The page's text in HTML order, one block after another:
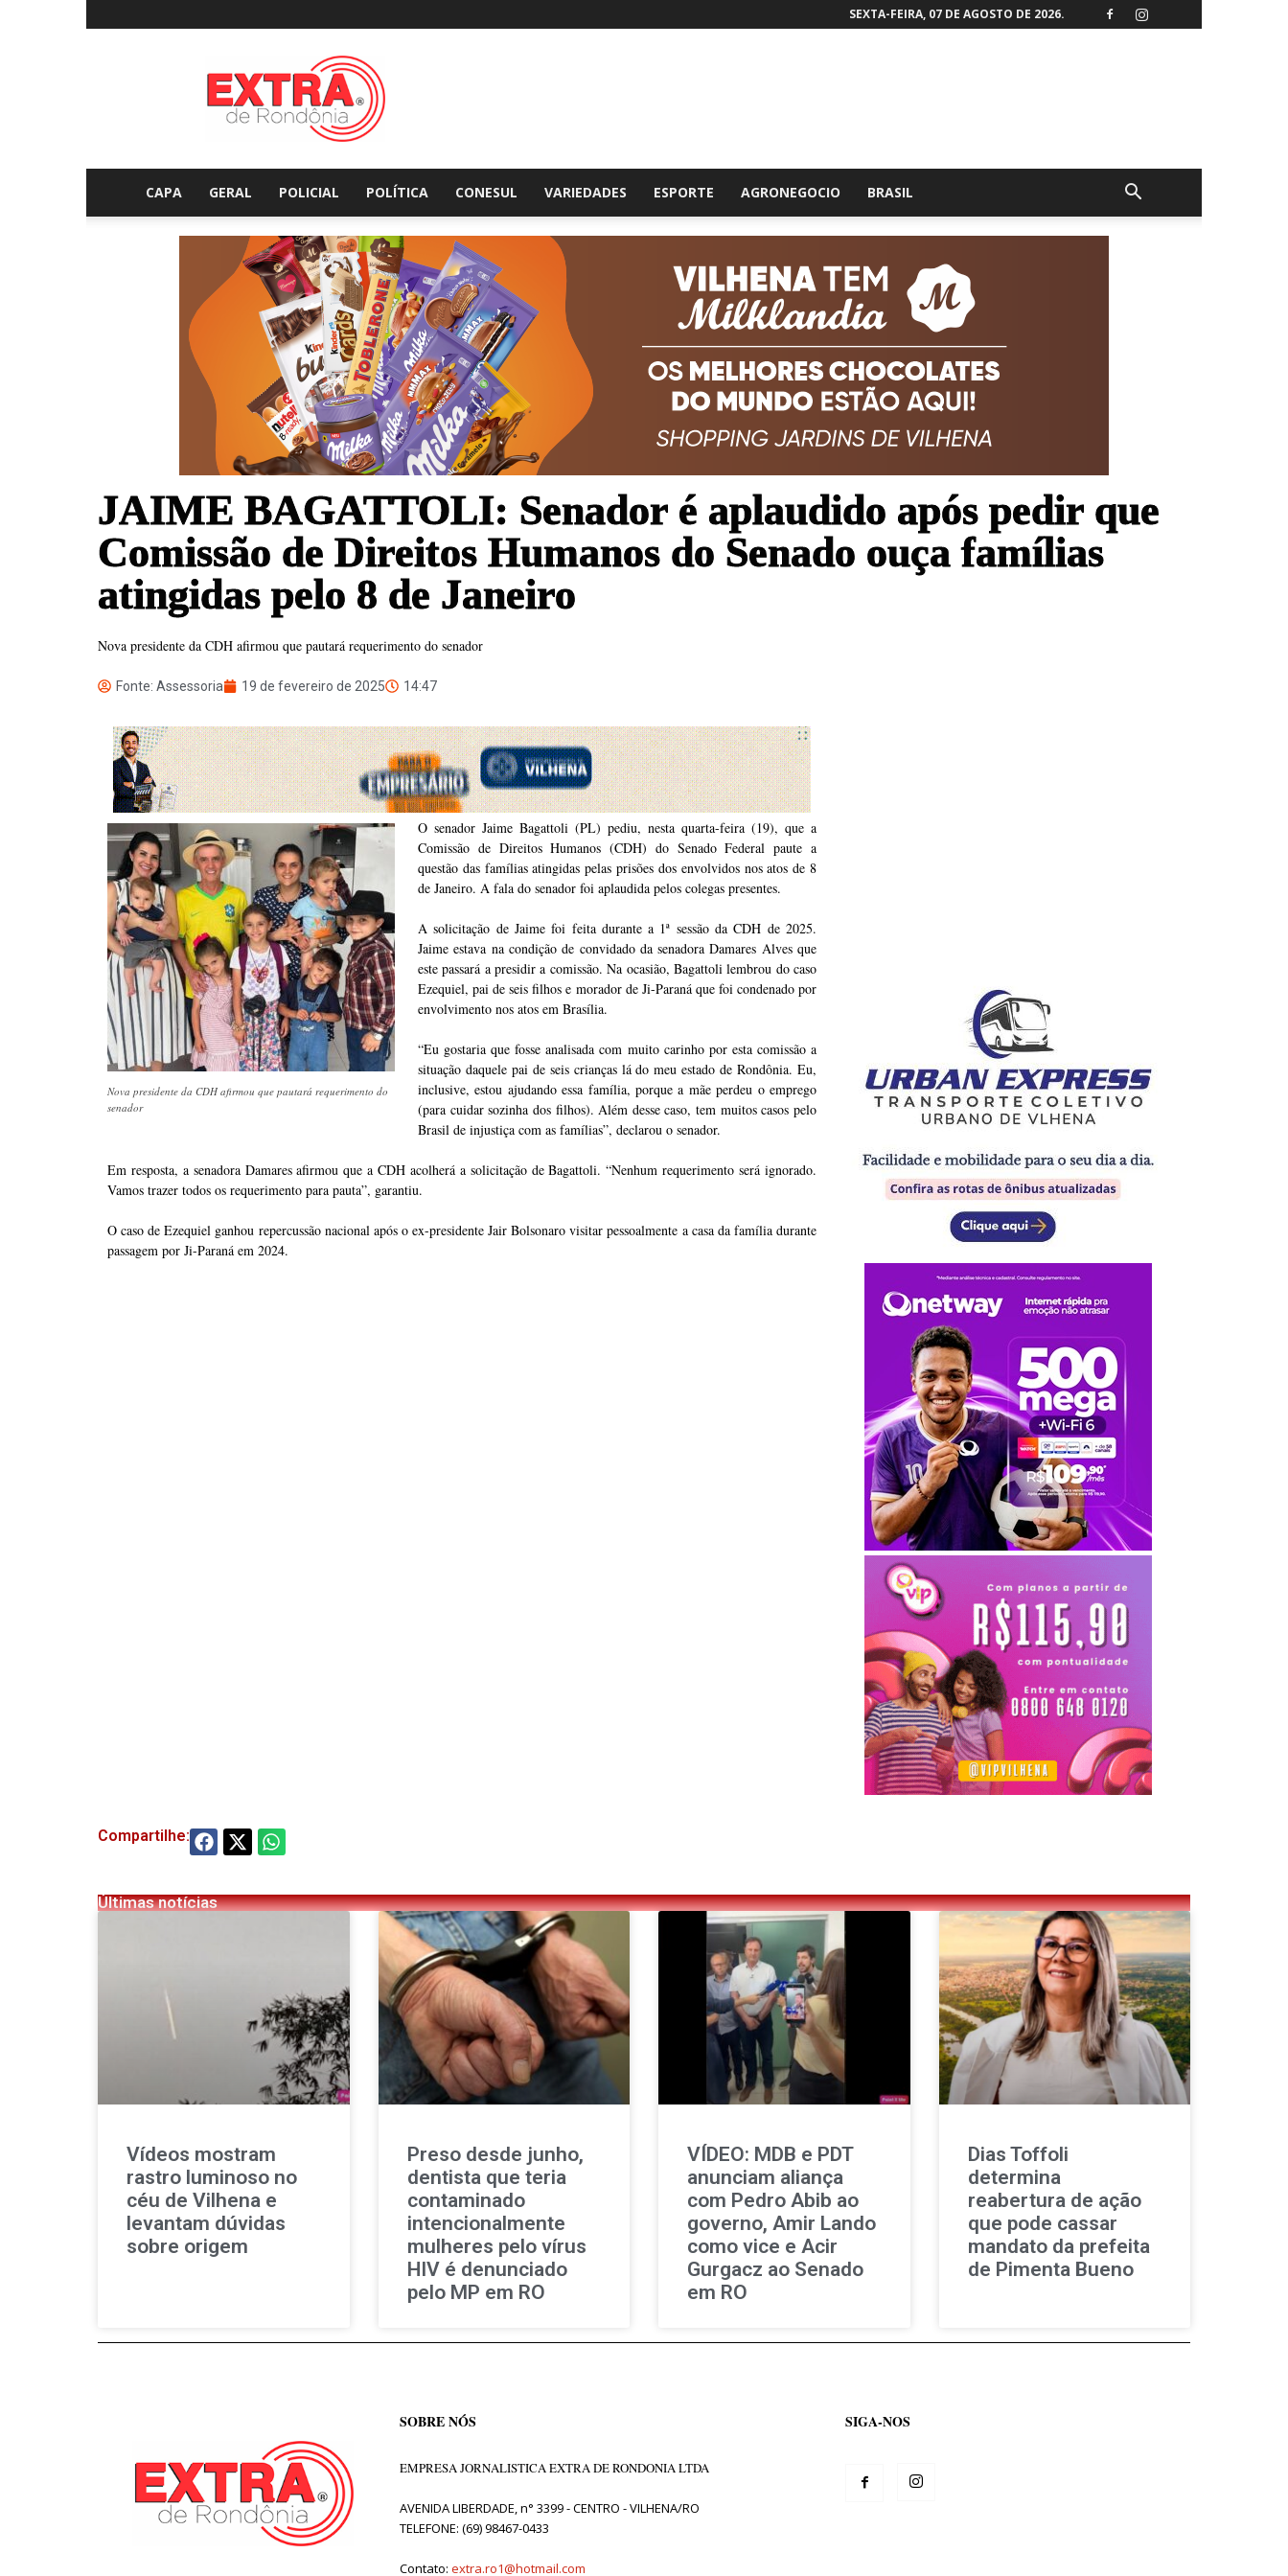
SEXTA-FEIRA, 07 DE AGOSTO DE 2026.
Extraderondonia.com.br
CAPA GERAL POLICIAL POLÍTICA CONESUL VARIEDADES ESPORTE AGRONEGOCIO BRASIL
JAIME BAGATTOLI: Senador é aplaudido após pedir que
Comissão de Direitos Humanos do Senado ouça famílias
atingidas pelo 8 de Janeiro
Nova presidente da CDH afirmou que pautará requerimento do senador
Fonte: Assessoria 19 de fevereiro de 2025 14:47
Nova presidente da CDH afirmou que pautará requerimento do
senador
O senador Jaime Bagattoli (PL) pediu, nesta quarta-feira (19), que a
Comissão de Direitos Humanos (CDH) do Senado Federal paute a
questão das famílias atingidas pelas prisões dos envolvidos nos atos de 8
de Janeiro. A fala do senador foi aplaudida pelos colegas presentes.
A solicitação de Jaime foi feita durante a 1ª sessão da CDH de 2025.
Jaime estava na condição de convidado da senadora Damares Alves que
este passará a presidir a comissão. Na ocasião, Bagattoli lembrou do caso
Ezequiel, pai de seis filhos e morador de Ji-Paraná que foi condenado por
envolvimento nos atos em Brasília.
“Eu gostaria que fosse analisada com muito carinho por esta comissão a
situação daquele pai de seis crianças lá do meu estado de Rondônia. Eu,
inclusive, estou ajudando essa família, porque a mãe perdeu o emprego
(para cuidar sozinha dos filhos). Além desse caso, tem muitos casos pelo
Brasil de injustiça com as famílias”, declarou o senador.
Em resposta, a senadora Damares afirmou que a CDH acolherá a solicitação de Bagattoli. “Nenhum requerimento será ignorado.
Vamos trazer todos os requerimento para pauta”, garantiu.
O caso de Ezequiel ganhou repercussão nacional após o ex-presidente Jair Bolsonaro visitar pessoalmente a casa da família durante
passagem por Ji-Paraná em 2024.
Compartilhe:
Últimas notícias
Vídeos mostram
rastro luminoso no
céu de Vilhena e
levantam dúvidas
sobre origem
Preso desde junho,
dentista que teria
contaminado
intencionalmente
mulheres pelo vírus
HIV é denunciado
pelo MP em RO
VÍDEO: MDB e PDT
anunciam aliança
com Pedro Abib ao
governo, Amir Lando
como vice e Acir
Gurgacz ao Senado
em RO
Dias Toffoli
determina
reabertura de ação
que pode cassar
mandato da prefeita
de Pimenta Bueno
SOBRE NÓS
EMPRESA JORNALISTICA EXTRA DE RONDONIA LTDA
AVENIDA LIBERDADE, n° 3399 - CENTRO - VILHENA/RO
TELEFONE: (69) 98467-0433
Contato: extra.ro1@hotmail.com
SIGA-NOS